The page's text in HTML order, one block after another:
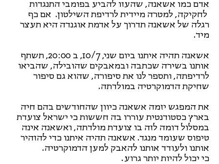
אדם כמו אשאנה, שהעזו להביע בפומבי התנגדות
לחקיקה, למטרה מיידית לרדיפת השילטון. אם כף
רגלה של אשאנה תדרוך על אדמת אוגנדה היא תעצר
מיד.
אשאנה תהיה איתנו ביום שני, 10/7, ב 20:00, תשתף
אותנו בשירה שכתבה ובמאבקים שהובילה, שהביאו
לרדיפתה, ותספר לנו את סיפורה, שהוא גם סיפור
שחיקת הדמוקרטיה במולדתה.
את המפגש יזמה אשאנה כיוון שהחודשים בהם חיה
בארץ כסטודנטית עוררו בה חששות כי ישראל צועדת
במסלול דומה לזה בו צועדת מולדתה, ואשאנה אינה
טיפוס שעומד מנגד. אשאנה תהיה איתנו כדי להזהיר
אותנו ולעודד אותנו להאבק למען הדמוקרטיה.
כי יכול להיות יותר גרוע.